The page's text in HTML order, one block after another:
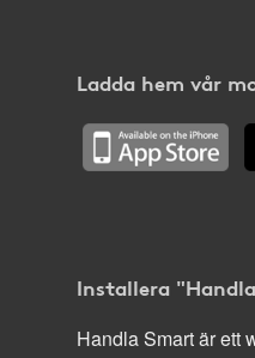
Ladda hem vår
Installera
Handla Smart är ett